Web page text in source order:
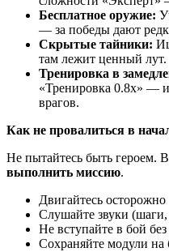
Бесплатное оружие:
— за победы дают
Скрытые тайники:
там лежит ценный лут.
Тренировка в
«Тренировка 0.8x» —
врагов.
Как не провалиться в
Не пытайтесь быть героем.
выполнить миссию.
Двигайтесь осторожно
Слушайте звуки
Не вступайте в бой
Сохраняйте модули на